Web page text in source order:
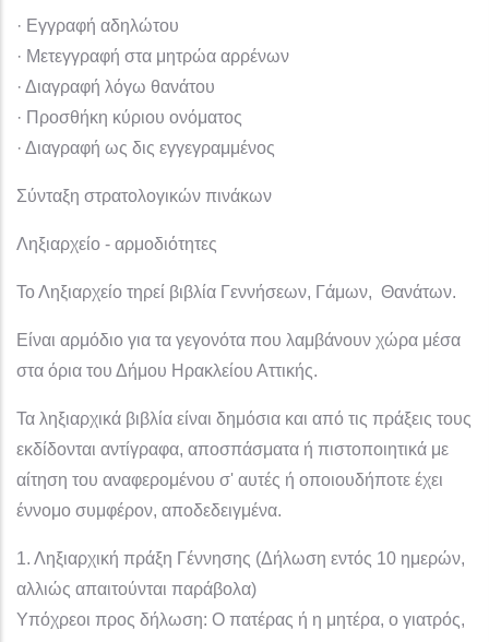
· Εγγραφή αδηλώτου
· Μετεγγραφή στα μητρώα αρρένων
· Διαγραφή λόγω θανάτου
· Προσθήκη κύριου ονόματος
· Διαγραφή ως δις εγγεγραμμένος
Σύνταξη στρατολογικών πινάκων
Ληξιαρχείο - αρμοδιότητες
Το Ληξιαρχείο τηρεί βιβλία Γεννήσεων, Γάμων, Θανάτων.
Είναι αρμόδιο για τα γεγονότα που λαμβάνουν χώρα μέσα
στα όρια του Δήμου Ηρακλείου Αττικής.
Τα ληξιαρχικά βιβλία είναι δημόσια και από τις πράξεις τους
εκδίδονται αντίγραφα, αποσπάσματα ή πιστοποιητικά με
αίτηση του αναφερομένου σ' αυτές ή οποιουδήποτε έχει
έννομο συμφέρον, αποδεδειγμένα.
1. Ληξιαρχική πράξη Γέννησης (Δήλωση εντός 10 ημερών,
αλλιώς απαιτούνται παράβολα)
Υπόχρεοι προς δήλωση: Ο πατέρας ή η μητέρα, ο γιατρός,